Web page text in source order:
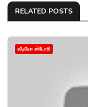
RELATED POSTS
வீடியோ ஸ்டோரி